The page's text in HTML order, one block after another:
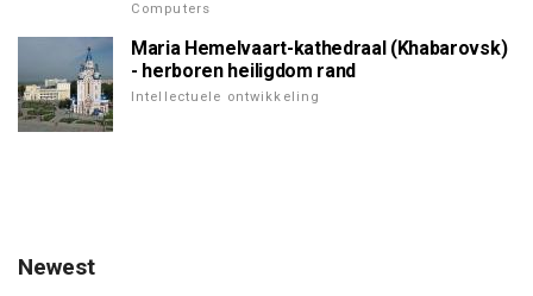
Computers
Maria Hemelvaart-kathedraal (Khabarovsk)
- herboren heiligdom rand
Intellectuele ontwikkeling
Newest